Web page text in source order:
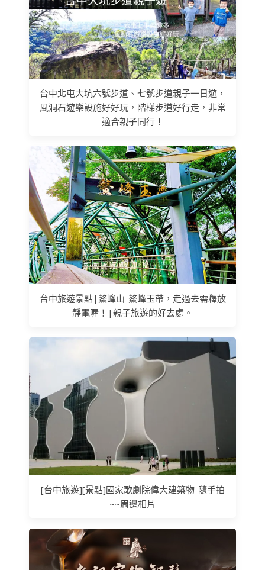
台中北屯大坑六號步道、七號步道親子一日遊，
風洞石遊樂設施好好玩，階梯步道好行走，非常
適合親子同行！
台中旅遊景點|鰲峰山-鰲峰玉帶，走過去需釋放
靜電喔！|親子旅遊的好去處。
[台中旅遊][景點]國家歌劇院偉大建築物-隨手拍
~~周邊相片